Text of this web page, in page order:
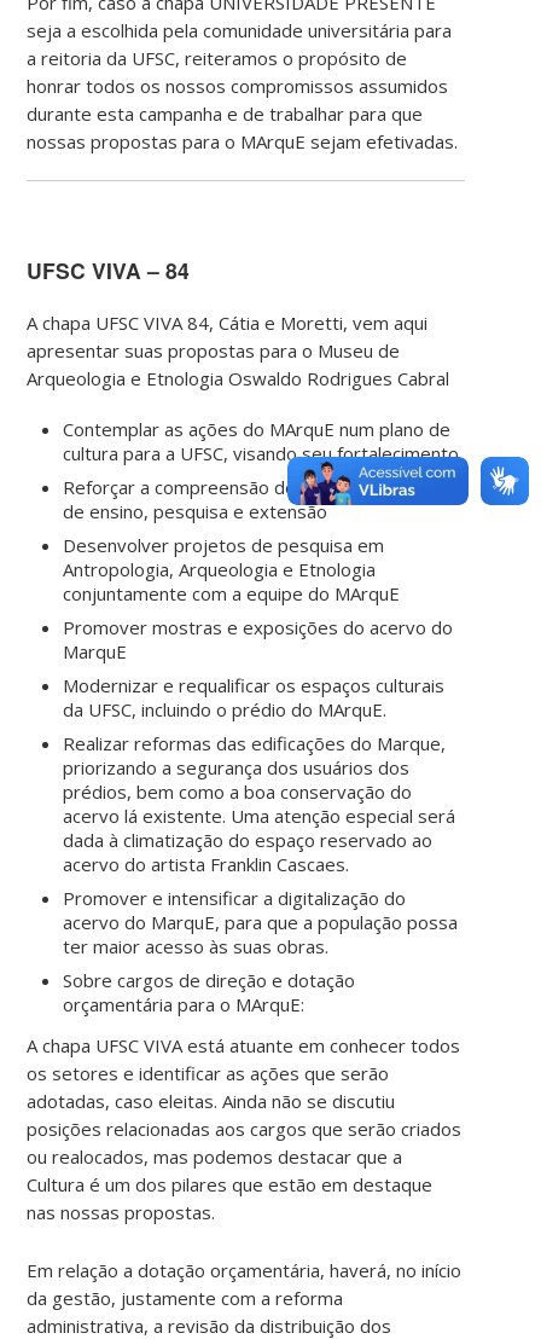
seja a escolhida pela comunidade universitária para
a reitoria da UFSC, reiteramos o propósito de
honrar todos os nossos compromissos assumidos
durante esta campanha e de trabalhar para que
nossas propostas para o MArquE sejam efetivadas.
UFSC VIVA – 84
A chapa UFSC VIVA 84, Cátia e Moretti, vem aqui
apresentar suas propostas para o Museu de
Arqueologia e Etnologia Oswaldo Rodrigues Cabral
Contemplar as ações do MArquE num plano de
cultura para a UFSC, visando seu fortalecimento
Reforçar a compreensão do MArquE como lugar
de ensino, pesquisa e extensão
Desenvolver projetos de pesquisa em
Antropologia, Arqueologia e Etnologia
conjuntamente com a equipe do MArquE
Promover mostras e exposições do acervo do
MarquE
Modernizar e requalificar os espaços culturais
da UFSC, incluindo o prédio do MArquE.
Realizar reformas das edificações do Marque,
priorizando a segurança dos usuários dos
prédios, bem como a boa conservação do
acervo lá existente. Uma atenção especial será
dada à climatização do espaço reservado ao
acervo do artista Franklin Cascaes.
Promover e intensificar a digitalização do
acervo do MarquE, para que a população possa
ter maior acesso às suas obras.
Sobre cargos de direção e dotação
orçamentária para o MArquE:
A chapa UFSC VIVA está atuante em conhecer todos
os setores e identificar as ações que serão
adotadas, caso eleitas. Ainda não se discutiu
posições relacionadas aos cargos que serão criados
ou realocados, mas podemos destacar que a
Cultura é um dos pilares que estão em destaque
nas nossas propostas.
Em relação a dotação orçamentária, haverá, no início
da gestão, justamente com a reforma
administrativa, a revisão da distribuição dos